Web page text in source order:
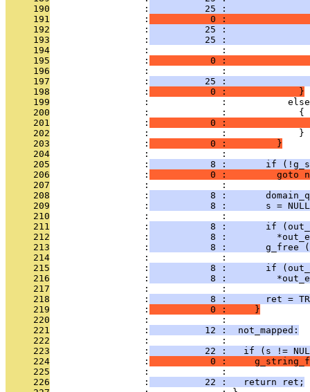
     190
                 :
25 :
     191
                 :
0 :
     192
                 :
25 :
     193
                 :
25 :
     194
:             :
     195
                 :
0 :
     196
                 :             :
     197
                 :
25 :
     198
                 :
           0 :             }
     199
                 :             :           else
     200
                 :             :             {
     201
                 :
0 :
     202
                 :             :             }
     203
                 :
           0 :         }
     204
                 :             :
     205
                 :
8 :       if
     206
                 :
0 :         goto
     207
                 :             :
     208
                 :
8 :
     209
                 :
8 :       s =
     210
                 :             :
     211
                 :
8 :       if
     212
                 :
8 :
     213
                 :
8 :       g_free
     214
                 :             :
     215
                 :
8 :       if
     216
                 :
8 :
     217
                 :             :
     218
                 :
8 :       ret =
     219
                 :
           0 :     }
     220
                 :             :
     221
                 :
          12 :  not_mapped:
     222
                 :             :
     223
                 :
22 :   if (s !=
     224
                 :
0 :
     225
                 :             :
     226
                 :
          22 :   return ret;